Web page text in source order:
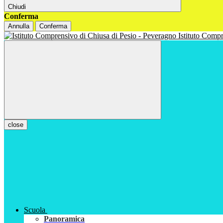
Chiudi
Conferma
Annulla Conferma
Istituto
close
Scuola
Panoramica